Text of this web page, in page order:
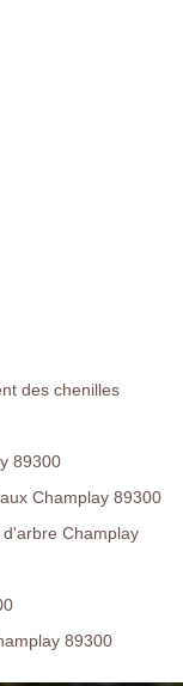
des chenilles
89300
Champlay 89300
Champlay
89300